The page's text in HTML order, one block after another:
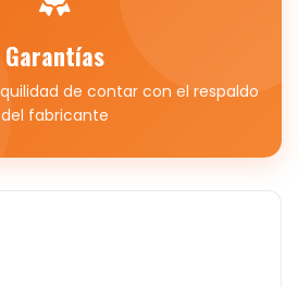
Garantías
de contar con el respaldo
del fabricante